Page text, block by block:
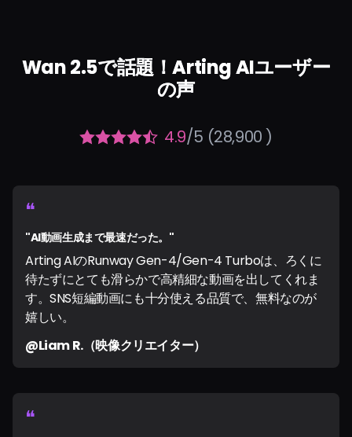
Wan 2.5で話題！Arting AIユーザー
の声
4.9/5 (28,900 )
❝
"AI動画生成まで最速だった。"
Arting AIのRunway Gen-4/Gen-4 Turboは、ろくに
待たずにとても滑らかで高精細な動画を出してくれま
す。SNS短編動画にも十分使える品質で、無料なのが
嬉しい。
@Liam R.（映像クリエイター）
❝